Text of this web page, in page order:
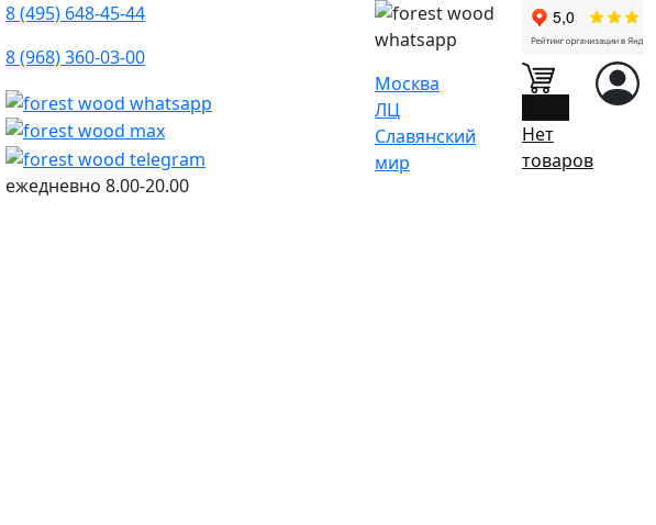
8 (495) 648-45-44
8 (968) 360-03-00
ежедневно 8.00-20.00
Москва
ЛЦ
Славянский
мир
Нет
товаров